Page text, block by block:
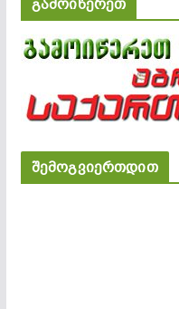
გამოიწერეთ
შემოგვიერთდით